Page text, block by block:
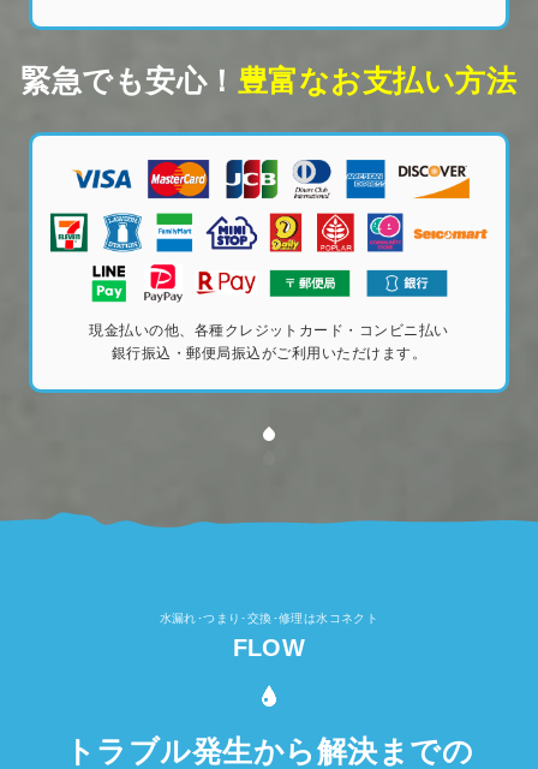
緊急でも安心！ 豊富なお支払い方法
現金払いの他、各種クレジットカード・コンビニ払い
銀行振込・郵便局振込がご利用いただけます。
水漏れ･つまり･交換･修理は水コネクト
FLOW
トラブル発生から解決までの